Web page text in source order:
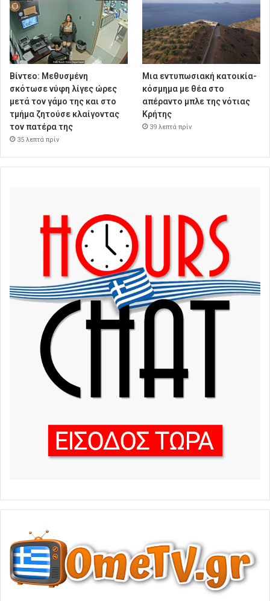
Βίντεο: Μεθυσμένη
σκότωσε νύφη λίγες ώρες
μετά τον γάμο της και στο
τμήμα ζητούσε κλαίγοντας
τον πατέρα της
35 λεπτά πρίν
Μια εντυπωσιακή κατοικία-
κόσμημα με θέα στο
απέραντο μπλε της νότιας
Κρήτης
39 λεπτά πρίν